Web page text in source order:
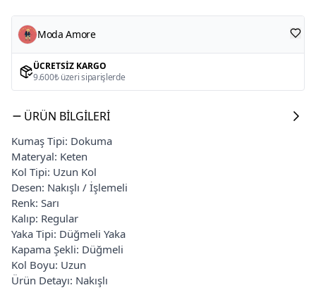
Moda Amore
ÜCRETSIZ KARGO
9.600₺ üzeri siparişlerde
ÜRÜN BILGILERI
Kumaş Tipi: Dokuma
Materyal: Keten
Kol Tipi: Uzun Kol
Desen: Nakışlı / İşlemeli
Renk: Sarı
Kalıp: Regular
Yaka Tipi: Düğmeli Yaka
Kapama Şekli: Düğmeli
Kol Boyu: Uzun
Ürün Detayı: Nakışlı